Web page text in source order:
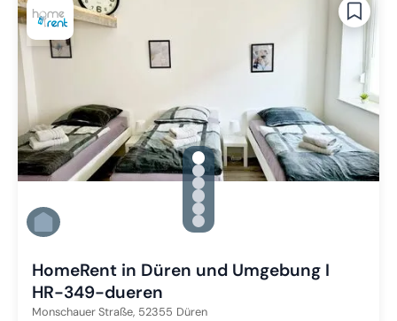
gallery.slide_selector
Zu Slide 1 wechseln
Zu Slide 2 wechseln
Zu Slide 3 wechseln
Zu Slide 4 wechseln
Zu Slide 5 wechseln
Zu Slide 6 wechseln
HomeRent in Düren und Umgebung I
HR-349-dueren
Monschauer Straße, 52355 Düren